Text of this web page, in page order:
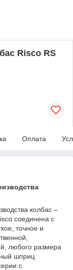
Risco RS
Оплата
колбас –
соединена с
точное и
любого размера
шприц
с